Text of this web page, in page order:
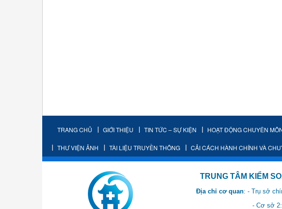
TRANG CHỦ GIỚI THIỆU TIN TỨC – SỰ KIỆN HOẠT ĐỘNG CHUYÊN
THƯ VIỆN ẢNH TÀI LIỆU TRUYỀN THÔNG CẢI CÁCH HÀNH CHÍNH VÀ
TRUNG TÂM KIỂM SOÁT
Địa chỉ cơ quan: - Trụ sở
- Cơ sở 2: Khu Hành chính